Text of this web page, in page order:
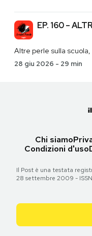
EP. 160 –
Altre perle sulla
28 giu 2026 - 29 min
Chi siamo
Condizioni d'uso
Il Post è una testata
28 settembre 2009 -